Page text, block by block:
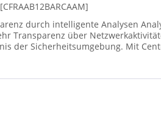
durch intelligente Analysen
Transparenz über
der Sicherheitsumgebung. Mit